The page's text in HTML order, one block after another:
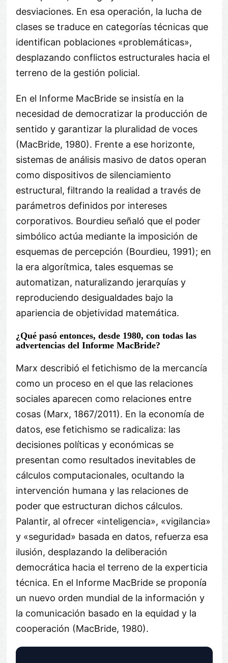
desviaciones. En esa operación, la lucha de
clases se traduce en categorías técnicas que
identifican poblaciones «problemáticas»,
desplazando conflictos estructurales hacia el
terreno de la gestión policial.
En el Informe MacBride se insistía en la
necesidad de democratizar la producción de
sentido y garantizar la pluralidad de voces
(MacBride, 1980). Frente a ese horizonte,
sistemas de análisis masivo de datos operan
como dispositivos de silenciamiento
estructural, filtrando la realidad a través de
parámetros definidos por intereses
corporativos. Bourdieu señaló que el poder
simbólico actúa mediante la imposición de
esquemas de percepción (Bourdieu, 1991); en
la era algorítmica, tales esquemas se
automatizan, naturalizando jerarquías y
reproduciendo desigualdades bajo la
apariencia de objetividad matemática.
¿Qué pasó entonces, desde 1980, con todas las
advertencias del Informe MacBride?
Marx describió el fetichismo de la mercancía
como un proceso en el que las relaciones
sociales aparecen como relaciones entre
cosas (Marx, 1867/2011). En la economía de
datos, ese fetichismo se radicaliza: las
decisiones políticas y económicas se
presentan como resultados inevitables de
cálculos computacionales, ocultando la
intervención humana y las relaciones de
poder que estructuran dichos cálculos.
Palantir, al ofrecer «inteligencia», «vigilancia»
y «seguridad» basada en datos, refuerza esa
ilusión, desplazando la deliberación
democrática hacia el terreno de la experticia
técnica. En el Informe MacBride se proponía
un nuevo orden mundial de la información y
la comunicación basado en la equidad y la
cooperación (MacBride, 1980).